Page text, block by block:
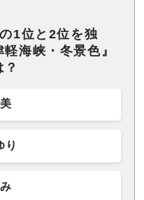
1位と2位を独
海峡・冬景色』
り